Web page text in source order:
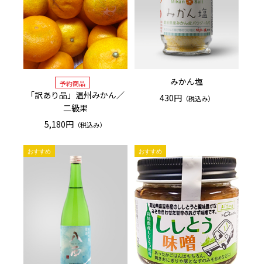
「訳あり品」温州みかん／
二級果
5,180円 （税込み）
みかん塩
430円 （税込み）